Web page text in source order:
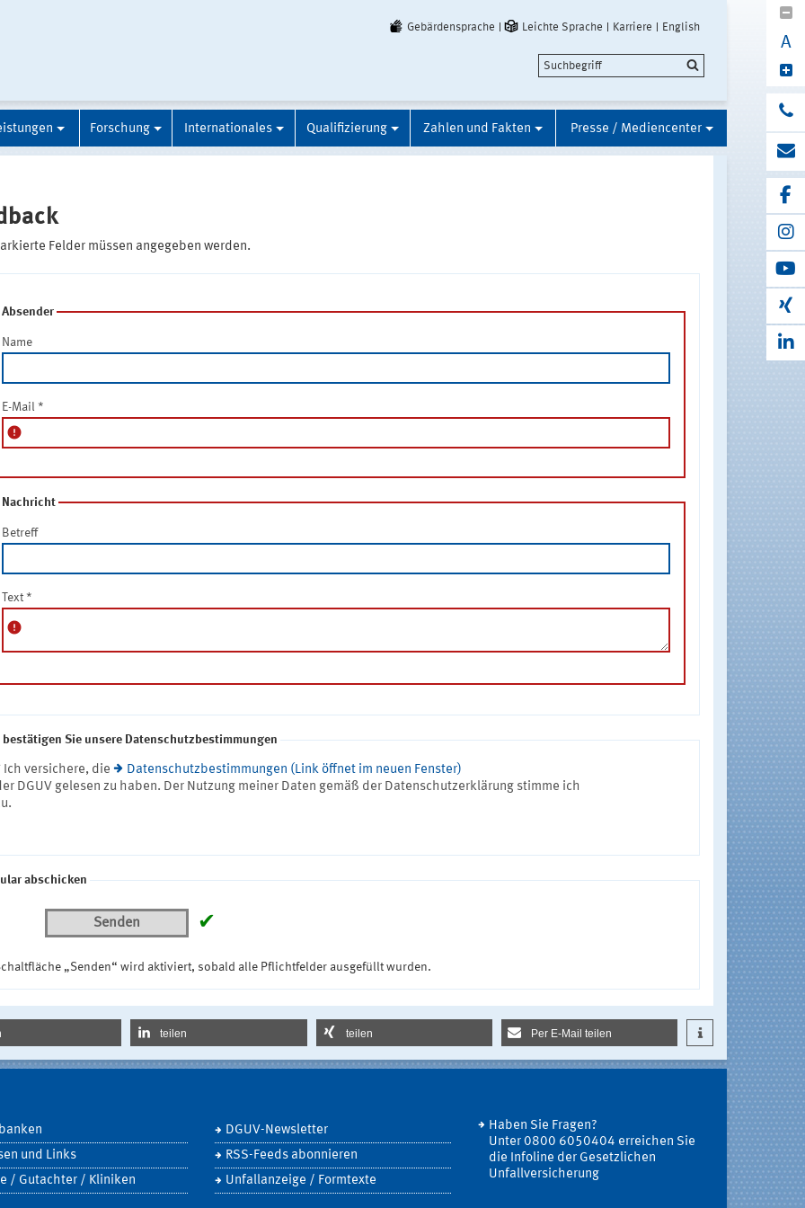
Gebärdensprache Leichte Sprache Karriere English
A
Forschung Internationales Qualifizierung Zahlen und Fakten Presse / Mediencenter
Felder müssen angegeben werden.
Absender
Name
E-Mail *
error
Nachricht
Betreff
Text *
error
Sie unsere Datenschutzbestimmungen
Ich versichere, die
Datenschutzbestimmungen (Link öffnet im neuen Fenster)
DGUV gelesen zu haben. Der Nutzung meiner Daten gemäß der Datenschutzerklärung stimme ich
abschicken
Senden ✔
„Senden“ wird aktiviert, sobald alle Pflichtfelder ausgefüllt wurden.
teilen teilen Per E-Mail teilen
und Links
/ Gutachter / Kliniken
DGUV-Newsletter
RSS-Feeds abonnieren
Unfallanzeige / Formtexte
Haben Sie Fragen?
Unter 0800 6050404 erreichen Sie
die Infoline der Gesetzlichen
Unfallversicherung